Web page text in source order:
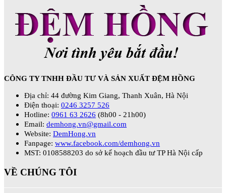
CÔNG TY TNHH ĐẦU TƯ VÀ SẢN XUẤT ĐỆM HỒNG
Địa chỉ: 44 đường Kim Giang, Thanh Xuân, Hà Nội
Điện thoại: 0246 3257 526
Hotline: 0961 63 2626 (8h00 - 21h00)
Email: demhong.vn@gmail.com
Website: DemHong.vn
Fanpage: www.facebook.com/demhong.vn
MST: 0108588203 do sở kế hoạch đầu tư TP Hà Nội cấp
VỀ CHÚNG TÔI